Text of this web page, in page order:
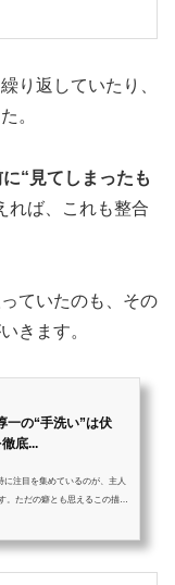
り返していたり、
。
“見てしまったも
れば、これも整合
ていたのも、その
きます。
一の“手洗い”は伏
底...
に注目を集めているのが、主人
。ただの癖とも思えるこの描写
もとに徹底考察していきます。